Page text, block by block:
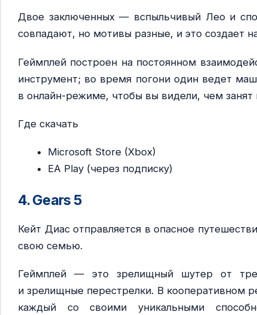
Двое заключенных — вспыльчивый Лео и
совпадают, но мотивы разные, и это создает
Геймплей построен на постоянном
инструмент; во время погони один ведет
в онлайн-режиме, чтобы вы видели, чем занят
Где скачать
Microsoft Store (Xbox)
EA Play (через подписку)
4. Gears 5
Кейт Диас отправляется в опасное
свою семью.
Геймплей — это зрелищный шутер от
и зрелищные перестрелки. В кооперативном
каждый со своими уникальными